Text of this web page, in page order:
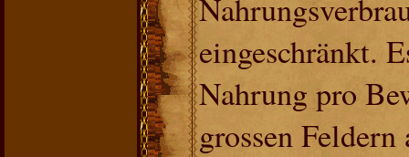
eingeschränkt.
Nahrung pro
grossen Feldern